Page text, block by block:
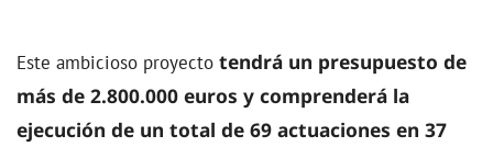
Este ambicioso proyecto tendrá un presupuesto de
más de 2.800.000 euros y comprenderá la
ejecución de un total de 69 actuaciones en 37